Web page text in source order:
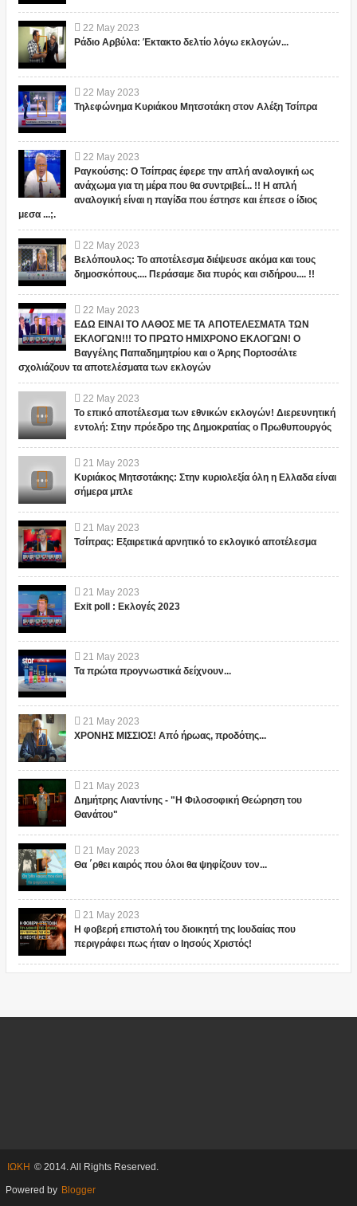
22 May 2023
Ράδιο Αρβύλα: Έκτακτο δελτίο λόγω εκλογών...
22 May 2023
Τηλεφώνημα Κυριάκου Μητσοτάκη στον Αλέξη Τσίπρα
22 May 2023
Ραγκούσης: Ο Τσίπρας έφερε την απλή αναλογική ως
ανάχωμα για τη μέρα που θα συντριβεί... !! Η απλή
αναλογική είναι η παγίδα που έστησε και έπεσε ο ίδιος
μεσα ...;.
22 May 2023
Βελόπουλος: Το αποτέλεσμα διέψευσε ακόμα και τους
δημοσκόπους.... Περάσαμε δια πυρός και σιδήρου.... !!
22 May 2023
ΕΔΩ ΕΙΝΑΙ ΤΟ ΛΑΘΟΣ ΜΕ ΤΑ ΑΠΟΤΕΛΕΣΜΑΤΑ ΤΩΝ
ΕΚΛΟΓΩΝ!!! ΤΟ ΠΡΩΤΟ ΗΜΙΧΡΟΝΟ ΕΚΛΟΓΩΝ! Ο
Βαγγέλης Παπαδημητρίου και ο Άρης Πορτοσάλτε
σχολιάζουν τα αποτελέσματα των εκλογών
22 May 2023
Το επικό αποτέλεσμα των εθνικών εκλογών! Διερευνητική
εντολή: Στην πρόεδρο της Δημοκρατίας ο Πρωθυπουργός
21 May 2023
Κυριάκος Μητσοτάκης: Στην κυριολεξία όλη η Ελλαδα είναι
σήμερα μπλε
21 May 2023
Τσίπρας: Εξαιρετικά αρνητικό το εκλογικό αποτέλεσμα
21 May 2023
Exit poll : Εκλογές 2023
21 May 2023
Τα πρώτα προγνωστικά δείχνουν...
21 May 2023
ΧΡΟΝΗΣ ΜΙΣΣΙΟΣ! Από ήρωας, προδότης...
21 May 2023
Δημήτρης Λιαντίνης - "Η Φιλοσοφική Θεώρηση του
Θανάτου"
21 May 2023
Θα ΄ρθει καιρός που όλοι θα ψηφίζουν τον...
21 May 2023
Η φοβερή επιστολή του διοικητή της Ιουδαίας που
περιγράφει πως ήταν ο Ιησούς Χριστός!
ΙΩΚΗ © 2014. All Rights Reserved.
Powered by Blogger